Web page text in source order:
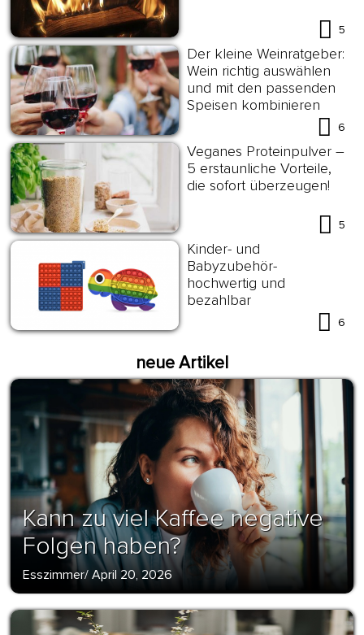
5
Der kleine Weinratgeber:
Wein richtig auswählen
und mit den passenden
Speisen kombinieren
6
Veganes Proteinpulver –
5 erstaunliche Vorteile,
die sofort überzeugen!
5
Kinder- und
Babyzubehör-
hochwertig und
bezahlbar
6
neue Artikel
Kann zu viel Kaffee negative
Folgen haben?
Esszimmer/ April 20, 2026